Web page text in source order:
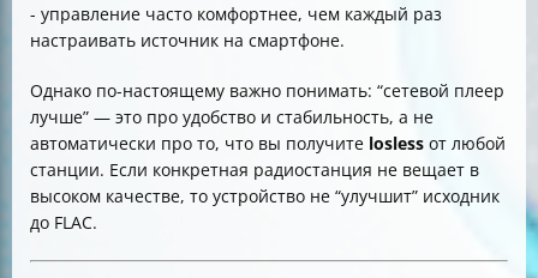
- управление часто комфортнее, чем каждый раз
настраивать источник на смартфоне.
Однако по-настоящему важно понимать: “сетевой плеер
лучше” — это про удобство и стабильность, а не
автоматически про то, что вы получите losless от любой
станции. Если конкретная радиостанция не вещает в
высоком качестве, то устройство не “улучшит” исходник
до FLAC.